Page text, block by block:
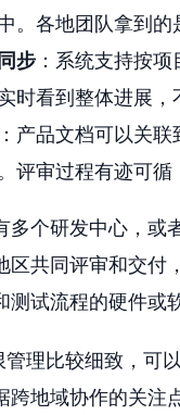
。各地团队拿到的
步：系统支持按项
时看到整体进展，
产品文档可以关联
评审过程有迹可循
多个研发中心，
区共同评审和交
试流程的硬件或
管理比较细致，可
跨地域协作的关